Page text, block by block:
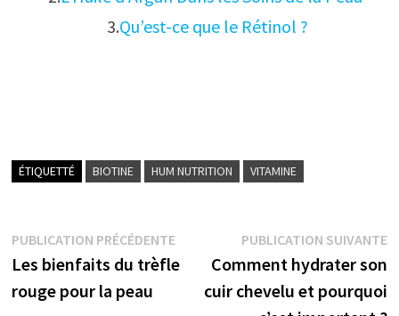
3.Qu’est-ce que le Rétinol ?
ÉTIQUETTÉ BIOTINE HUM NUTRITION VITAMINE
Navigation
de
PUBLICATION PRÉCÉDENTEPublication
précédente :
Les bienfaits du trèfle
rouge pour la peau
PUBLICATION SUIVANTE
Comment hydrater son
cuir chevelu et pourquoi